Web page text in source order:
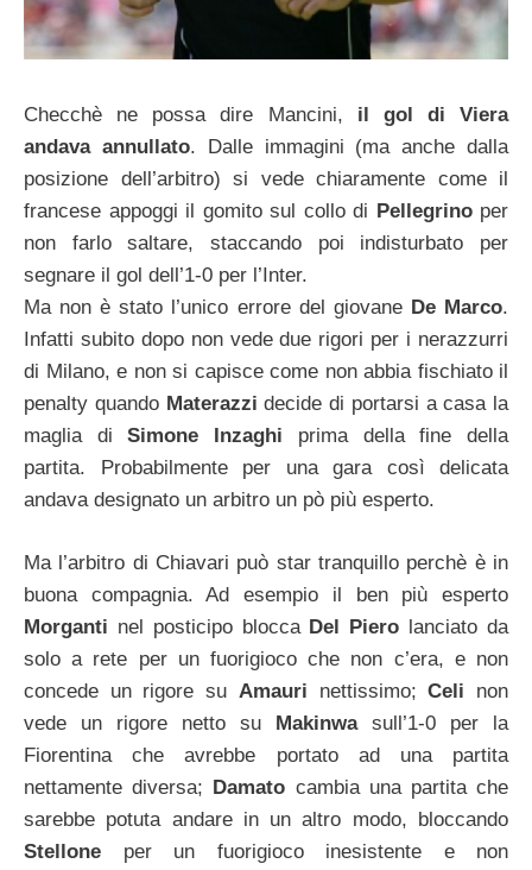
Checchè ne possa dire Mancini, il gol di Viera
andava annullato. Dalle immagini (ma anche dalla
posizione dell’arbitro) si vede chiaramente come il
francese appoggi il gomito sul collo di Pellegrino per
non farlo saltare, staccando poi indisturbato per
segnare il gol dell’1-0 per l’Inter.
Ma non è stato l’unico errore del giovane De Marco.
Infatti subito dopo non vede due rigori per i nerazzurri
di Milano, e non si capisce come non abbia fischiato il
penalty quando Materazzidecide di portarsi a casa la
maglia diSimone Inzaghi prima della fine della
partita. Probabilmente per una gara così delicata
andava designato un arbitro un pò più esperto.
Ma l’arbitro di Chiavari può star tranquillo perchè è in
buona compagnia. Ad esempio il ben più esperto
Morganti nel posticipo blocca Del Piero lanciato da
solo a rete per un fuorigioco che non c’era, e non
concede un rigore su Amauri nettissimo;Celi non
vede un rigore netto su Makinwa sull’1-0 per la
Fiorentina che avrebbe portato ad una partita
nettamente diversa; Damato cambia una partita che
sarebbe potuta andare in un altro modo, bloccando
Stellone per un fuorigioco inesistente e non